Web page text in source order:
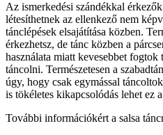
Az ismerkedési szándékkal
létesíthetnek az ellenkező nem
tánclépések elsajátítása közben.
érkezhetsz, de tánc közben a
használata miatt kevesebbet fogtok
táncolni. Természetesen a
úgy, hogy csak egymással
is tökéletes kikapcsolódás lehet ez
További információkért a salsa